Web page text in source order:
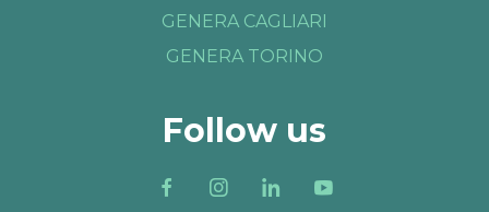
GENERA CAGLIARI
GENERA TORINO
Follow us